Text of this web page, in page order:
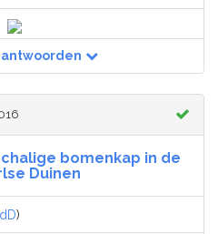
bomenkap in de
Duinen
)